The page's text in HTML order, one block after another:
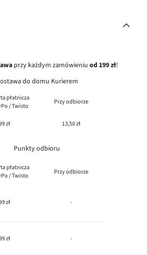
przy każdym zamówieniu od 199 zł!
do domu Kurierem
płatnicza
/ Twisto
Przy odbiorze
zł 13,50 zł
Punkty odbioru
płatnicza
/ Twisto
Przy odbiorze
zł -
zł -